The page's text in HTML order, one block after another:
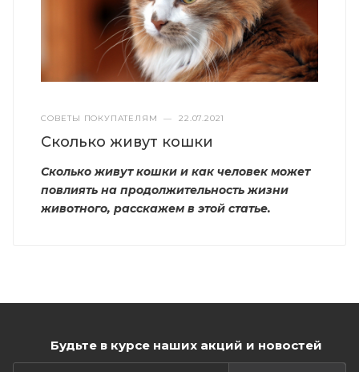
СОВЕТЫ ПОКУПАТЕЛЯМ — 22.07.2021
Сколько живут кошки
Сколько живут кошки и какчеловек может
повлиять на продолжительность жизни
животного, расскажем в этой статье.
Будьте в курсе наших акций и новостей